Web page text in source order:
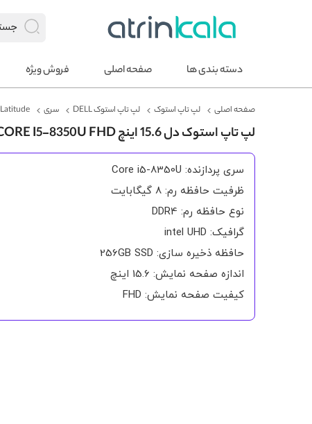
دسته بندی ها
صفحه اصلی فروش ویژه
صفحه اصلی لپ تاپ استوک لپ تاپ استوک DELL سری Latitude
لپ تاپ استوک دل 15.6 اینچ LATITUDE 5500 CORE I5-8350U FHD
سری پردازنده: Core i5-8350U
ظرفیت حافظه رم: 8 گیگابایت
نوع حافظه رم: DDR4
گرافیک: intel UHD
حافظه ذخیره سازی: 256GB SSD
اندازه صفحه نمایش: 15.6 اینچ
کیفیت صفحه نمایش: FHD